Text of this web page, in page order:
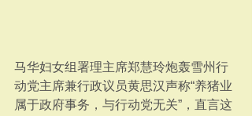
马华妇女组署理主席郑慧玲炮轰雪州行
动党主席兼行政议员黄思汉声称“养猪业
属于政府事务，与行动党无关”，直言这